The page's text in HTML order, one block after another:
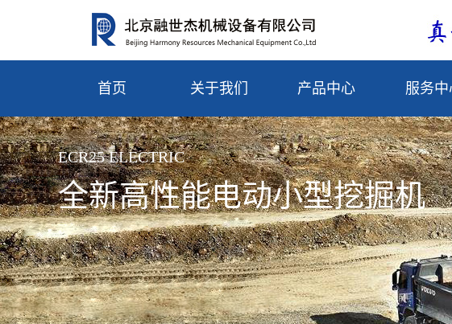
首页 关于我们 产品中心 服务中
ECR25 ELECTRIC
全新高性能电动小型挖掘机